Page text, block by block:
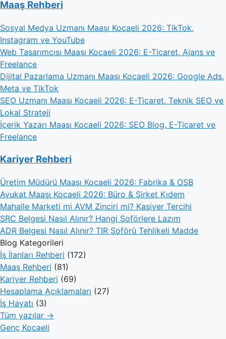
Maaş Rehberi
Sosyal Medya Uzmanı Maaşı Kocaeli 2026: TikTok,
Instagram ve YouTube
Web Tasarımcısı Maaşı Kocaeli 2026: E-Ticaret, Ajans ve
Freelance
Dijital Pazarlama Uzmanı Maaşı Kocaeli 2026: Google Ads,
Meta ve TikTok
SEO Uzmanı Maaşı Kocaeli 2026: E-Ticaret, Teknik SEO ve
Lokal Strateji
İçerik Yazarı Maaşı Kocaeli 2026: SEO Blog, E-Ticaret ve
Freelance
Kariyer Rehberi
Üretim Müdürü Maaşı Kocaeli 2026: Fabrika & OSB
Avukat Maaşı Kocaeli 2026: Büro & Şirket Kıdem
Mahalle Marketi mi AVM Zinciri mi? Kasiyer Tercihi
SRC Belgesi Nasıl Alınır? Hangi Şoförlere Lazım
ADR Belgesi Nasıl Alınır? TIR Şoförü Tehlikeli Madde
Blog Kategorileri
İş İlanları Rehberi (172)
Maaş Rehberi (81)
Kariyer Rehberi (69)
Hesaplama Açıklamaları (27)
İş Hayatı (3)
Tüm yazılar →
Genç Kocaeli